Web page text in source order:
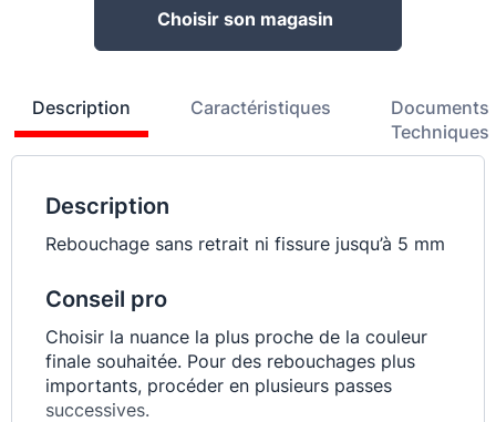
Choisir son magasin
Description Caractéristiques
Documents
Techniques
Description
Rebouchage sans retrait ni fissure jusqu’à 5 mm
Conseil pro
Choisir la nuance la plus proche de la couleur
finale souhaitée. Pour des rebouchages plus
importants, procéder en plusieurs passes
successives.